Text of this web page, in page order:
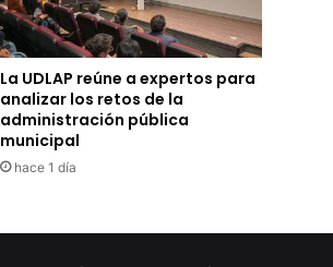
La UDLAP reúne a expertos para
analizar los retos de la
administración pública
municipal
hace 1 día